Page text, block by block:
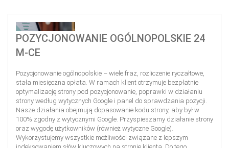
POZYCJONOWANIE OGÓLNOPOLSKIE 24
M-CE
Pozycjonowanie ogólnopolskie – wiele fraz, rozliczenie ryczałtowe,
stała miesięczna opłata. W ramach klient otrzymuje bezpłatnie
optymalizację strony pod pozycjonowanie, poprawki w działaniu
strony według wytycznych Google i panel do sprawdzania pozycji.
Nasze działania obejmują dopasowanie kodu strony, aby był w
100% zgodny z wytycznymi Google. Przyspieszamy działanie strony
oraz wygodę użytkowników (również wytyczne Google).
Wykorzystujemy wszystkie możliwości związane z lepszym